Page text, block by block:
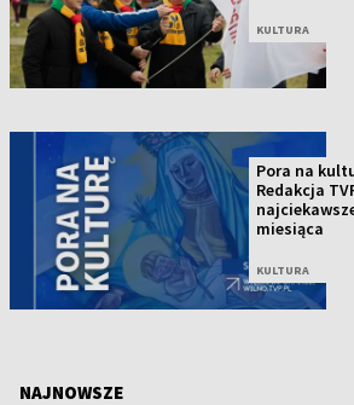
KULTURA
Pora na
Redakcja
miesiąca
KULTURA
NAJNOWSZE